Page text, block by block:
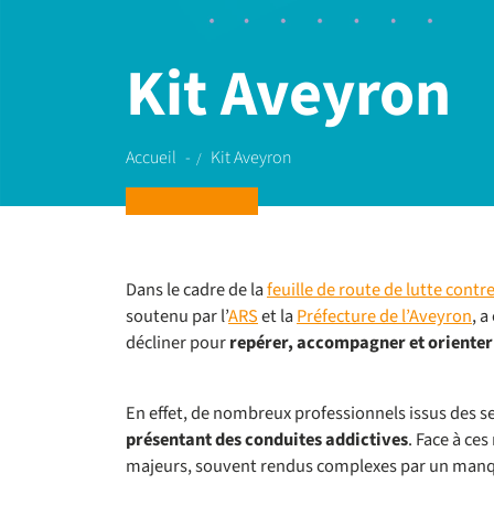
Kit Aveyron
Accueil Kit Aveyron
Dans le cadre de lafeuille de route de lutte
soutenu par l’ARSet laPréfecture de l’Aveyron,
décliner pourrepérer, accompagner et orienter
En effet, de nombreux professionnels issus des
présentant des conduites addictives. Face à
majeurs, souvent rendus complexes par un